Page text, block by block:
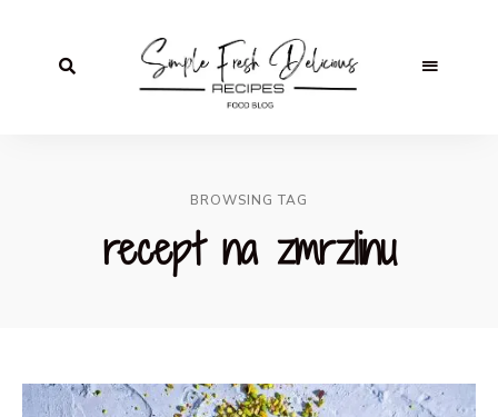
BROWSING TAG
recept na zmrzlinu